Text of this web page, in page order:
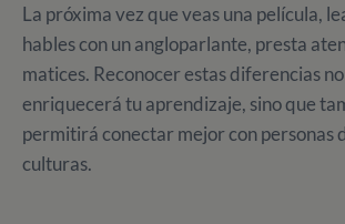
La próxima vez que veas una película,
hables con un angloparlante, presta
matices. Reconocer estas diferencias
enriquecerá tu aprendizaje, sino que
permitirá conectar mejor con personas
culturas.